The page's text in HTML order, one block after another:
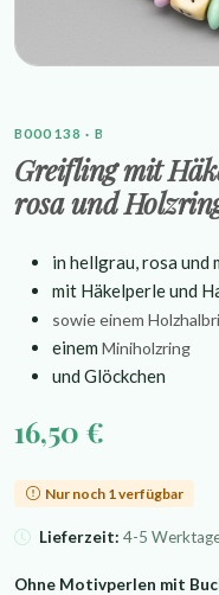
B000138 · B
Greifling mit
rosa und
in hellgrau, rosa und
mit Häkelperle und
sowie einem
einem Miniholzring
und Glöckchen
16,50 €
Nur noch 1 verfügbar
Lieferzeit: 4-5
Ohne Motivperlen mit